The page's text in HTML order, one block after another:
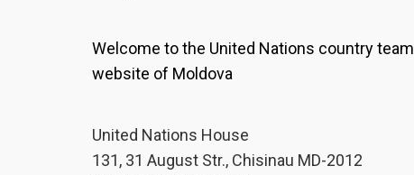
Welcome to the United Nations country team
website of Moldova
United Nations House
131, 31 August Str., Chisinau MD-2012